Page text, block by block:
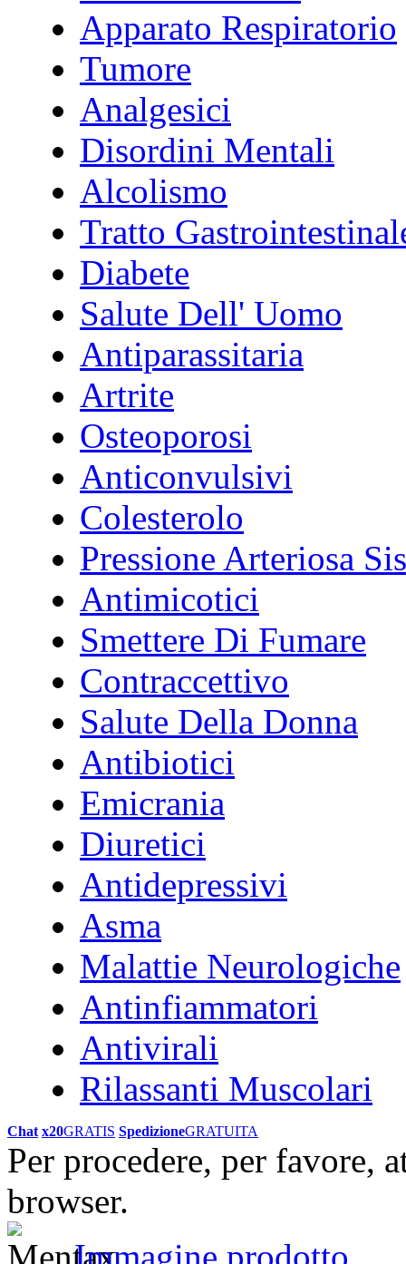
Apparato Respiratorio
Tumore
Analgesici
Disordini Mentali
Alcolismo
Tratto
Diabete
Salute Dell' Uomo
Antiparassitaria
Artrite
Osteoporosi
Anticonvulsivi
Colesterolo
Pressione Arteriosa
Antimicotici
Smettere Di Fumare
Contraccettivo
Salute Della Donna
Antibiotici
Emicrania
Diuretici
Antidepressivi
Asma
Malattie Neurologiche
Antinfiammatori
Antivirali
Rilassanti Muscolari
Chat x20GRATIS SpedizioneGRATUITA
Per procedere, per favore,
browser.
Immagine prodotto